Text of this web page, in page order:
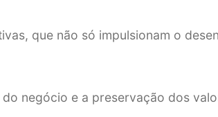
que não só impulsionam o
negócio e a preservação dos